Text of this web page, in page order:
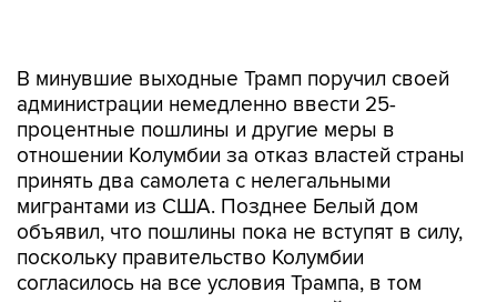
процентные пошлины и другие меры в
отношении Колумбии за отказ властей страны
принять два самолета с нелегальными
мигрантами из США. Позднее Белый дом
объявил, что пошлины пока не вступят в силу,
поскольку правительство Колумбии
согласилось на все условия Трампа, в том
числе согласилось принимать рейсы с
депортируемыми мигрантами.